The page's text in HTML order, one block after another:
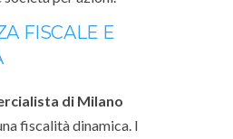
FISCALE E
di Milano
fiscalità dinamica. I